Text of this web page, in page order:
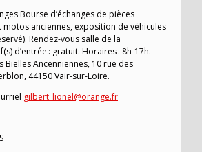
Bourse d’échanges de pièces
motos anciennes, exposition de véhicules
Rendez-vous salle de la
d’entrée : gratuit. Horaires : 8h-17h.
Bielles Ancenniennes, 10 rue des
44150 Vair-sur-Loire.
gilbert_lionel@orange.fr